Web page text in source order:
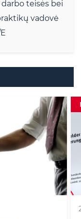
teisės bei
vadovė